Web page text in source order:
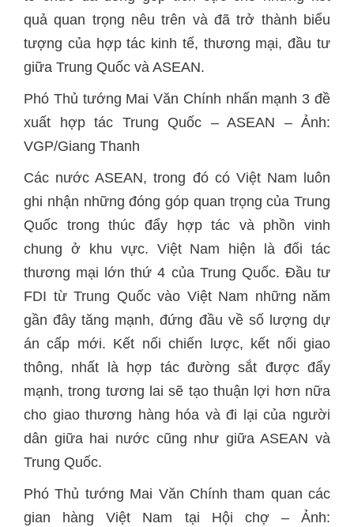
quả quan trọng nêu trên và đã trở thành biểu
tượng của hợp tác kinh tế, thương mại, đầu tư
giữa Trung Quốc và ASEAN.
Phó Thủ tướng Mai Văn Chính nhấn mạnh 3 đề
xuất hợp tác Trung Quốc – ASEAN – Ảnh:
VGP/Giang Thanh
Các nước ASEAN, trong đó có Việt Nam luôn
ghi nhận những đóng góp quan trọng của Trung
Quốc trong thúc đẩy hợp tác và phồn vinh
chung ở khu vực. Việt Nam hiện là đối tác
thương mại lớn thứ 4 của Trung Quốc. Đầu tư
FDI từ Trung Quốc vào Việt Nam những năm
gần đây tăng mạnh, đứng đầu về số lượng dự
án cấp mới. Kết nối chiến lược, kết nối giao
thông, nhất là hợp tác đường sắt được đẩy
mạnh, trong tương lai sẽ tạo thuận lợi hơn nữa
cho giao thương hàng hóa và đi lại của người
dân giữa hai nước cũng như giữa ASEAN và
Trung Quốc.
Phó Thủ tướng Mai Văn Chính tham quan các
gian hàng Việt Nam tại Hội chợ – Ảnh: